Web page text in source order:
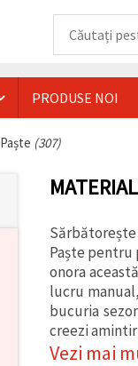
PRODUSE NOI
Paște (307)
Paște pentru
onora
lucru
bucuria
creezi
Vezi mai